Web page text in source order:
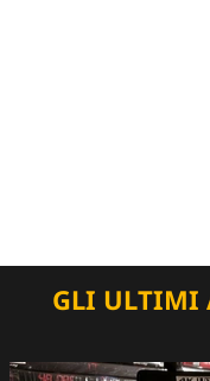
GLI ULTIMI